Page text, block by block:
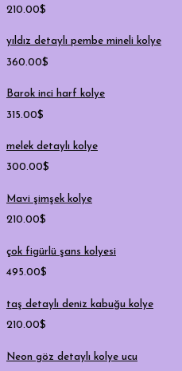
210.00$
yıldız detaylı pembe mineli kolye
360.00$
Barok inci harf kolye
315.00$
melek detaylı kolye
300.00$
Mavi şimşek kolye
210.00$
çok figürlü şans kolyesi
495.00$
taş detaylı deniz kabuğu kolye
210.00$
Neon göz detaylı kolye ucu